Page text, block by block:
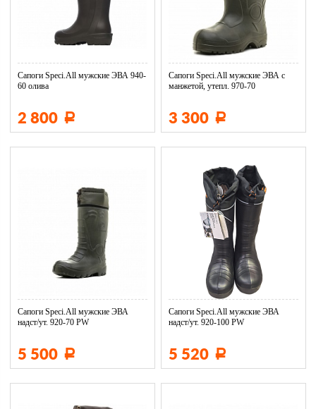
Сапоги Speci.All мужские ЭВА 940-
60 олива
2 800 Р
Сапоги Speci.All мужские ЭВА с
манжетой, утепл. 970-70
3 300 Р
Сапоги Speci.All мужские ЭВА
надст/ут. 920-70 PW
5 500 Р
Сапоги Speci.All мужские ЭВА
надст/ут. 920-100 PW
5 520 Р